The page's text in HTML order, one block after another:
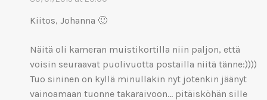
Kiitos, Johanna 🙂
Näitä oli kameran muistikortilla niin paljon, että
voisin seuraavat puolivuotta postailla niitä tänne:))))
Tuo sininen on kyllä minullakin nyt jotenkin jäänyt
vainoamaan tuonne takaraivoon… pitäisköhän sille